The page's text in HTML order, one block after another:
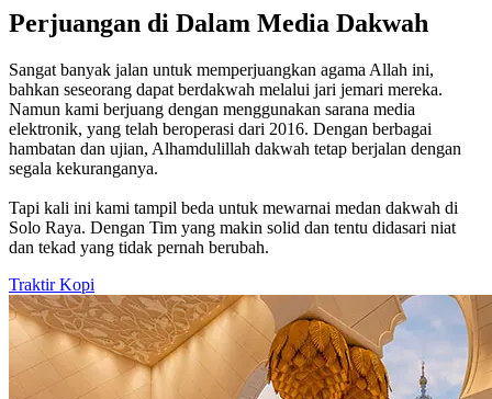
Perjuangan di Dalam Media Dakwah
Sangat banyak jalan untuk memperjuangkan agama Allah ini,
bahkan seseorang dapat berdakwah melalui jari jemari mereka.
Namun kami berjuang dengan menggunakan sarana media
elektronik, yang telah beroperasi dari 2016. Dengan berbagai
hambatan dan ujian, Alhamdulillah dakwah tetap berjalan dengan
segala kekuranganya.
Tapi kali ini kami tampil beda untuk mewarnai medan dakwah di
Solo Raya. Dengan Tim yang makin solid dan tentu didasari niat
dan tekad yang tidak pernah berubah.
Traktir Kopi